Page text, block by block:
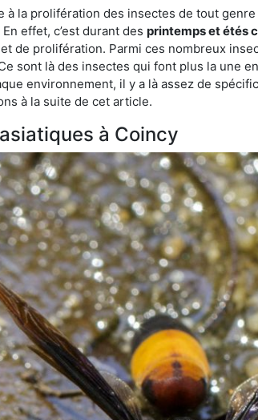
la prolifération des insectes de tout
effet, c’est durant des printemps et étés
de prolifération. Parmi ces nombreux
sont là des insectes qui font plus la une
environnement, il y a là assez de
à la suite de cet article.
à Coincy